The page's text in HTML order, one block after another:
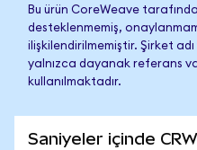
Bu ürün CoreWeave
desteklenmemiş,
ilişkilendirilmemiştir. Şirket
yalnızca dayanak referans
kullanılmaktadır.
Saniyeler içinde